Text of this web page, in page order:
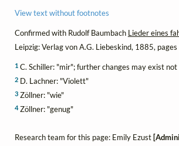
View text without footnotes
Confirmed with Rudolf Baumbach Lieder eines
Leipzig: Verlag von A.G. Liebeskind, 1885,
1C. Schiller: "mir"; further changes may exist not
2D. Lachner: "Violett"
3Zöllner: "wie"
4Zöllner: "genug"
Research team for this page: Emily Ezust